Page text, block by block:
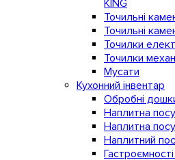
KING
Точильні
Точильні
Точилки
Точилки
Мусати
Кухонний інвентар
Обробні
Наплитна
Наплитна
Наплитний